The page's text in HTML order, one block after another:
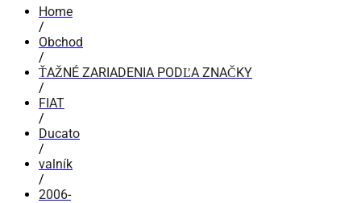
Home
/
Obchod
/
ŤAŽNÉ ZARIADENIA PODĽA ZNAČKY
/
FIAT
/
Ducato
/
valník
/
2006-